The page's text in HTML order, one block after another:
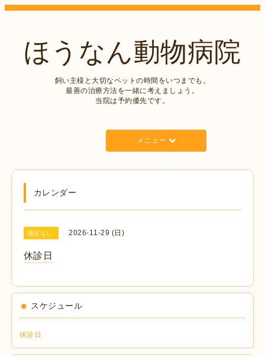
ほうなん動物病院
飼い主様と大切なペットの時間をいつまでも。
最善の治療方法を一緒に考えましょう。
当院は予約優先です。
メニュー
カレンダー
指定なし 2026-11-29 (日)
休診日
スケジュール
休診日